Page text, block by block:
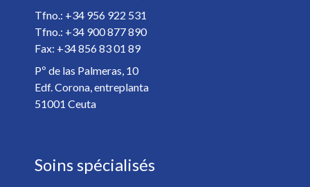
Spécialiste *
Détails de votre rendez-vous *
Tfno.: +34 956 922 531
Tfno.: +34 900 877 890
Fax: +34 856 83 01 89
Pº de las Palmeras, 10
Edf. Corona, entreplanta
51001 Ceuta
Soins spécialisés